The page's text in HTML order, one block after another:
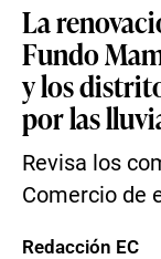
La
Fundo
y los
por las
Revisa los
Comercio de
Redacción EC